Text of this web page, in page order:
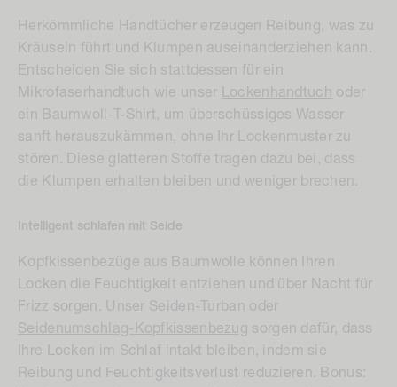
Herkömmliche Handtücher erzeugen Reibung, was zu
Kräuseln führt und Klumpen auseinanderziehen kann.
Entscheiden Sie sich stattdessen für ein
Mikrofaserhandtuch wie unser Lockenhandtuch oder
ein Baumwoll-T-Shirt, um überschüssiges Wasser
sanft herauszukämmen, ohne Ihr Lockenmuster zu
stören. Diese glatteren Stoffe tragen dazu bei, dass
die Klumpen erhalten bleiben und weniger brechen.
Intelligent schlafen mit Seide
Kopfkissenbezüge aus Baumwolle können Ihren
Locken die Feuchtigkeit entziehen und über Nacht für
Frizz sorgen. Unser Seiden-Turban oder
Seidenumschlag-Kopfkissenbezug sorgen dafür, dass
Ihre Locken im Schlaf intakt bleiben, indem sie
Reibung und Feuchtigkeitsverlust reduzieren. Bonus: